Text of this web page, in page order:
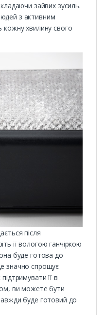
зайвих зусиль.
з активним
кожну хвилину свого
після
її вологою ганчіркою
буде готова до
значно спрощує
її в
ви можете бути
буде готовий до